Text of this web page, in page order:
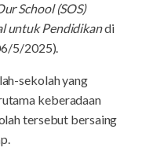
School (SOS)
untuk Pendidikandi
5/2025).
sekolah yang
keberadaan
tersebut bersaing